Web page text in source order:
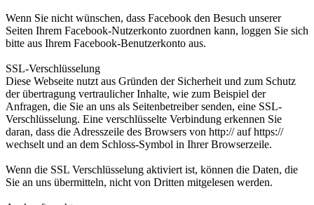
Wenn Sie nicht wünschen, dass Facebook den Besuch unserer
Seiten Ihrem Facebook-Nutzerkonto zuordnen kann, loggen Sie sich
bitte aus Ihrem Facebook-Benutzerkonto aus.
SSL-Verschlüsselung
Diese Webseite nutzt aus Gründen der Sicherheit und zum Schutz
der übertragung vertraulicher Inhalte, wie zum Beispiel der
Anfragen, die Sie an uns als Seitenbetreiber senden, eine SSL-
Verschlüsselung. Eine verschlüsselte Verbindung erkennen Sie
daran, dass die Adresszeile des Browsers von http:// auf https://
wechselt und an dem Schloss-Symbol in Ihrer Browserzeile.
Wenn die SSL Verschlüsselung aktiviert ist, können die Daten, die
Sie an uns übermitteln, nicht von Dritten mitgelesen werden.